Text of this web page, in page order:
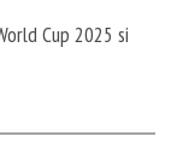
Cup 2025 si